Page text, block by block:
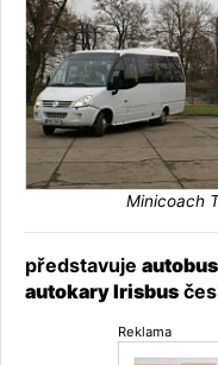
Minicoach
představuje
autokary Irisbus
Reklama